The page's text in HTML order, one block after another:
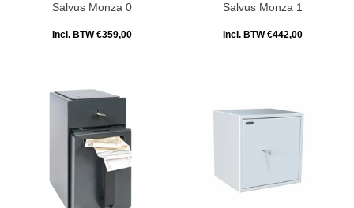
Salvus Monza 0
Incl. BTW €359,00
Salvus Monza 1
Incl. BTW €442,00